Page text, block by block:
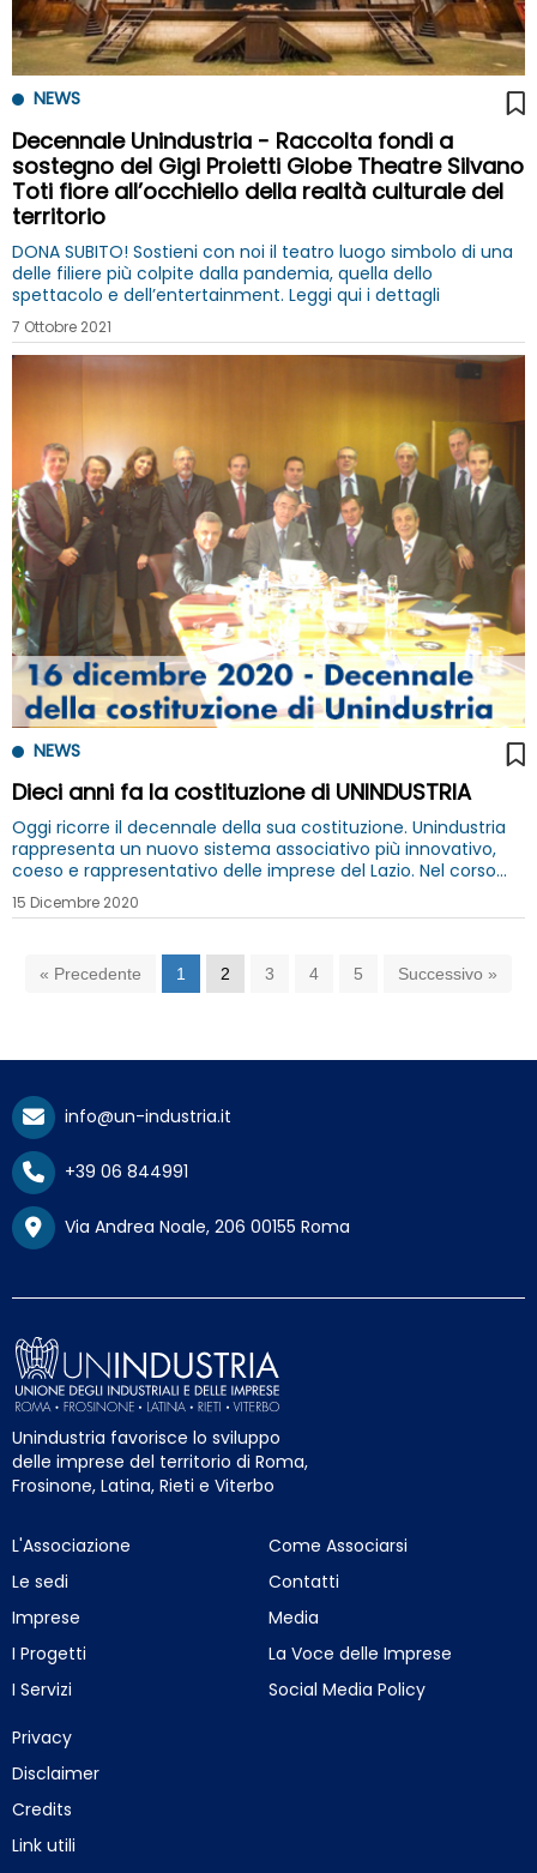
NEWS
Decennale Unindustria - Raccolta fondi a
sostegno del Gigi Proietti Globe Theatre Silvano
Toti fiore all’occhiello della realtà culturale del
territorio
DONA SUBITO! Sostieni con noi il teatro luogo simbolo di una
delle filiere più colpite dalla pandemia, quella dello
spettacolo e dell’entertainment. Leggi qui i dettagli
7 Ottobre 2021
NEWS
Dieci anni fa la costituzione di UNINDUSTRIA
Oggi ricorre il decennale della sua costituzione. Unindustria
rappresenta un nuovo sistema associativo più innovativo,
coeso e rappresentativo delle imprese del Lazio. Nel corso
del 2021 celebreremo questa ricorrenza importante per la
nostra Associazione
15 Dicembre 2020
« Precedente 1 2 3 4 5 Successivo »
info@un-industria.it
+39 06 844991
Via Andrea Noale, 206 00155 Roma
Unindustria favorisce lo sviluppo
delle imprese del territorio di Roma,
Frosinone, Latina, Rieti e Viterbo
L'Associazione
Le sedi
Imprese
I Progetti
I Servizi
Come Associarsi
Contatti
Media
La Voce delle Imprese
Social Media Policy
Privacy
Disclaimer
Credits
Link utili